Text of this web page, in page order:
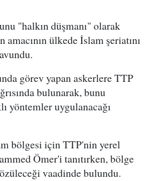
"halkın düşmanı" olarak
ülkede İslam şeriatını
görev yapan askerlere TTP
bulunarak, bunu
yöntemler uygulanacağı
bölgesi için TTP'nin yerel
Ömer'i tanıtırken, bölge
vaadinde bulundu.